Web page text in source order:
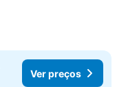
Ver preços